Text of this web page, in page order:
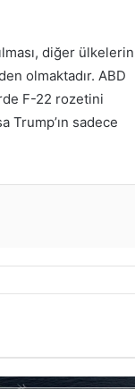
diğer ülkelerin
olmaktadır. ABD
F-22 rozetini
Trump’ın sadece